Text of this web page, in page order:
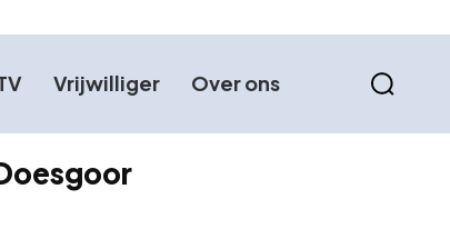
Vrijwilliger Over ons